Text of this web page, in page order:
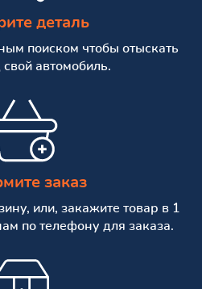
деталь
поиском чтобы отыскать
свой автомобиль.
заказ
или, закажите товар в 1
по телефону для заказа.